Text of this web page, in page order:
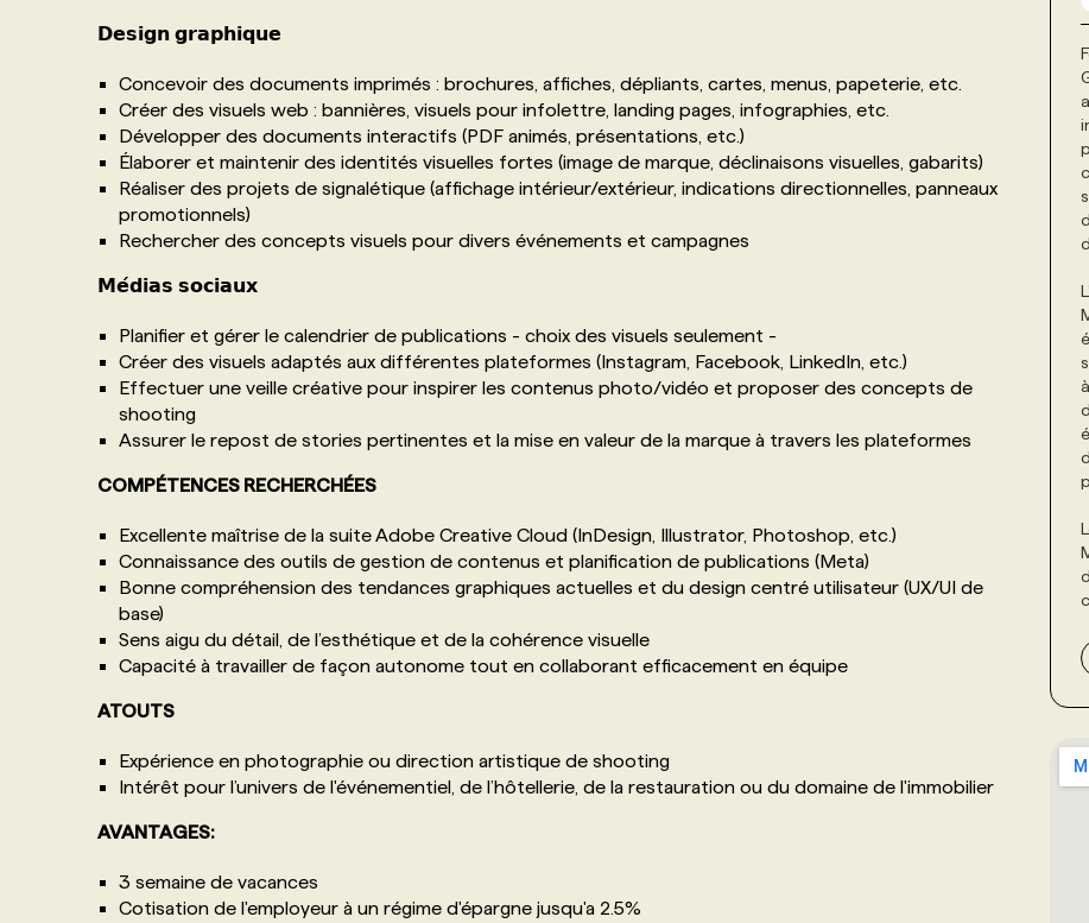
𝗗𝗲𝘀𝗶𝗴𝗻 𝗴𝗿𝗮𝗽𝗵𝗶𝗾𝘂𝗲
Concevoir des documents imprimés : brochures, affiches, dépliants, cartes, menus, papeterie, etc.
Créer des visuels web : bannières, visuels pour infolettre, landing pages, infographies, etc.
Développer des documents interactifs (PDF animés, présentations, etc.)
Élaborer et maintenir des identités visuelles fortes (image de marque, déclinaisons visuelles, gabarits)
Réaliser des projets de signalétique (affichage intérieur/extérieur, indications directionnelles, panneaux
promotionnels)
Rechercher des concepts visuels pour divers événements et campagnes
𝗠𝗲́𝗱𝗶𝗮𝘀 𝘀𝗼𝗰𝗶𝗮𝘂𝘅
Planifier et gérer le calendrier de publications - choix des visuels seulement -
Créer des visuels adaptés aux différentes plateformes (Instagram, Facebook, LinkedIn, etc.)
Effectuer une veille créative pour inspirer les contenus photo/vidéo et proposer des concepts de
shooting
Assurer le repost de stories pertinentes et la mise en valeur de la marque à travers les plateformes
COMPÉTENCES RECHERCHÉES
Excellente maîtrise de la suite Adobe Creative Cloud (InDesign, Illustrator, Photoshop, etc.)
Connaissance des outils de gestion de contenus et planification de publications (Meta)
Bonne compréhension des tendances graphiques actuelles et du design centré utilisateur (UX/UI de
base)
Sens aigu du détail, de l’esthétique et de la cohérence visuelle
Capacité à travailler de façon autonome tout en collaborant efficacement en équipe
ATOUTS
Expérience en photographie ou direction artistique de shooting
Intérêt pour l’univers de l'événementiel, de l’hôtellerie, de la restauration ou du domaine de l'immobilier
AVANTAGES:
3 semaine de vacances
Cotisation de l'employeur à un régime d'épargne jusqu'a 2.5%